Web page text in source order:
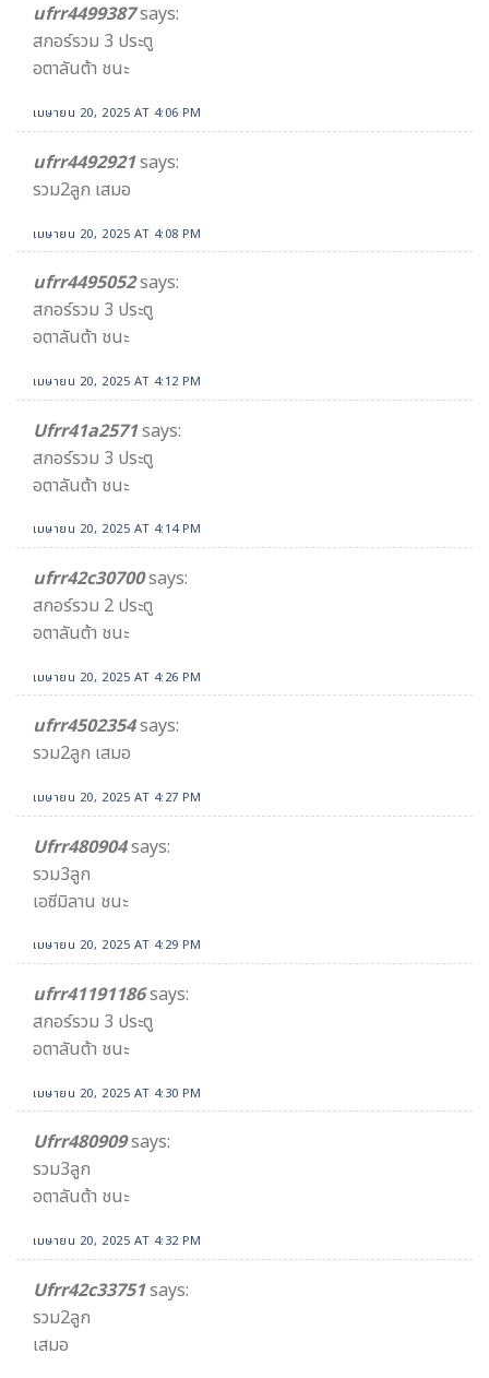
ufrr4499387says:
สกอร์รวม 3 ประตู
อตาลันต้า ชนะ
เมษายน 20, 2025 AT 4:06 PM
ufrr4492921says:
รวม2ลูก เสมอ
เมษายน 20, 2025 AT 4:08 PM
ufrr4495052says:
สกอร์รวม 3 ประตู
อตาลันต้า ชนะ
เมษายน 20, 2025 AT 4:12 PM
Ufrr41a2571says:
สกอร์รวม 3 ประตู
อตาลันต้า ชนะ
เมษายน 20, 2025 AT 4:14 PM
ufrr42c30700says:
สกอร์รวม 2 ประตู
อตาลันต้า ชนะ
เมษายน 20, 2025 AT 4:26 PM
ufrr4502354says:
รวม2ลูก เสมอ
เมษายน 20, 2025 AT 4:27 PM
Ufrr480904says:
รวม3ลูก
เอซีมิลาน ชนะ
เมษายน 20, 2025 AT 4:29 PM
ufrr41191186says:
สกอร์รวม 3 ประตู
อตาลันต้า ชนะ
เมษายน 20, 2025 AT 4:30 PM
Ufrr480909says:
รวม3ลูก
อตาลันต้า ชนะ
เมษายน 20, 2025 AT 4:32 PM
Ufrr42c33751says:
รวม2ลูก
เสมอ